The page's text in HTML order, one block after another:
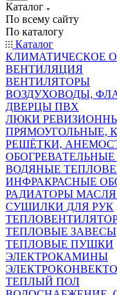
Каталог
По всему сайту
По каталогу
Каталог
КЛИМАТИЧЕСКОЕ
ВЕНТИЛЯЦИЯ
ВЕНТИЛЯТОРЫ
ВОЗДУХОВОДЫ,
ДВЕРЦЫ ПВХ
ЛЮКИ
ПРЯМОУГОЛЬНЫЕ,
РЕШЁТКИ,
ВОДЯНЫЕ
ИНФРАКРАСНЫЕ
РАДИАТОРЫ
СУШИЛКИ ДЛЯ РУК
ТЕПЛОВЫЕ ЗАВЕСЫ
ТЕПЛОВЫЕ ПУШКИ
ЭЛЕКТРОКАМИНЫ
ТЕПЛЫЙ ПОЛ